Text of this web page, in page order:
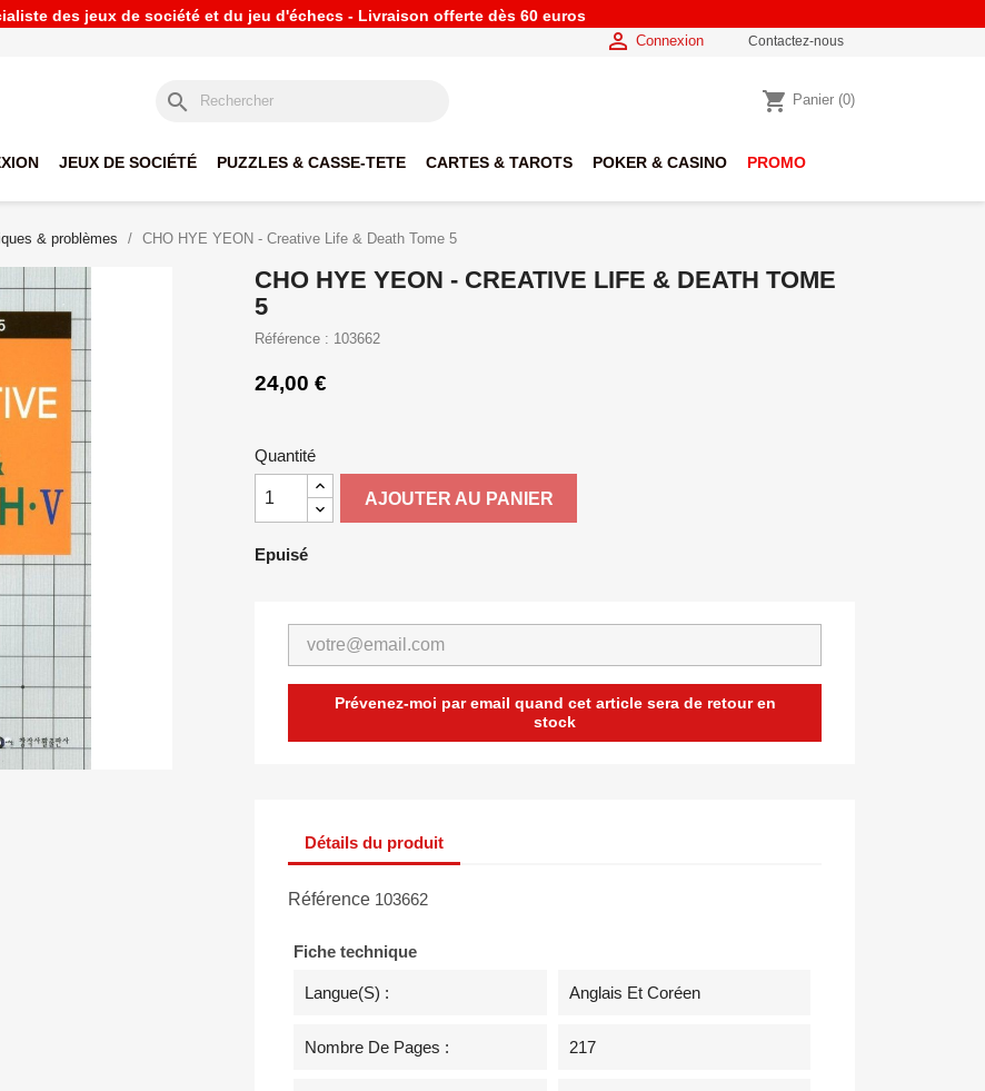
des jeux de société et du jeu d'échecs - Livraison offerte dès 60 euros
 Connexion Contactez-nous
search shopping_cart Panier (0)
JEUX DE SOCIÉTÉ PUZZLES & CASSE-TETE CARTES & TAROTS POKER & CASINO PROMO
& problèmes CHO HYE YEON - Creative Life & Death Tome 5
CHO HYE YEON - CREATIVE LIFE & DEATH TOME
5
Référence : 103662
24,00 €
Quantité
AJOUTER AU PANIER
Epuisé
Prévenez-moi par email quand cet article sera de retour en
stock
Détails du produit
Référence 103662
Fiche technique
Langue(s) : Anglais Et Coréen
Nombre De Pages : 217